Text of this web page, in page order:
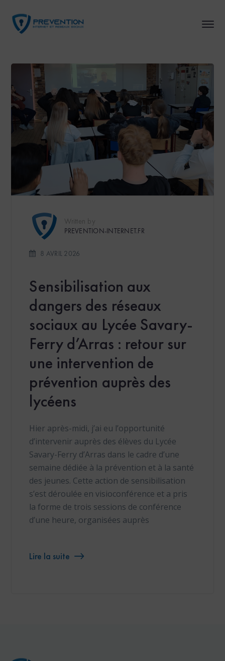
PREVENTION-INTERNET.FR
8 AVRIL 2026
Sensibilisation aux
dangers des réseaux
sociaux au Lycée Savary-
Ferry d’Arras : retour sur
une intervention de
prévention auprès des
lycéens
Hier après-midi, j’ai eu l’opportunité
d’intervenir auprès des élèves du Lycée
Savary-Ferry d’Arras dans le cadre d’une
semaine dédiée à la prévention et à la santé
des jeunes. Cette action de sensibilisation
s’est déroulée en visioconférence et a pris
la forme de trois sessions de conférence
d’une heure, organisées auprès
Lire la suite